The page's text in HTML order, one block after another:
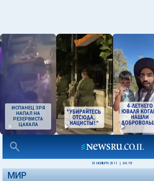
ИСПАНЕЦ ЗРЯ
НАПАЛ НА
РЕЗЕРВИСТА
ЦАХАЛА
10 НОЯБРЯ 2011 04:19
МИР